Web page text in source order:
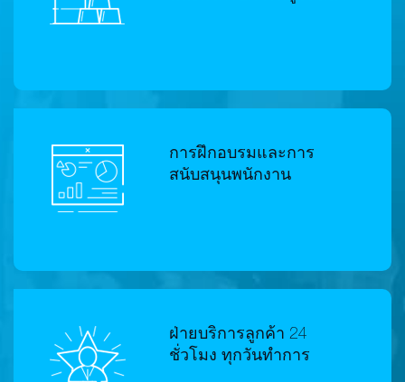
การฝึกอบรมและการ
สนับสนุนพนักงาน
ฝ่ายบริการลูกค้า 24
ชั่วโมง ทุกวันทำการ